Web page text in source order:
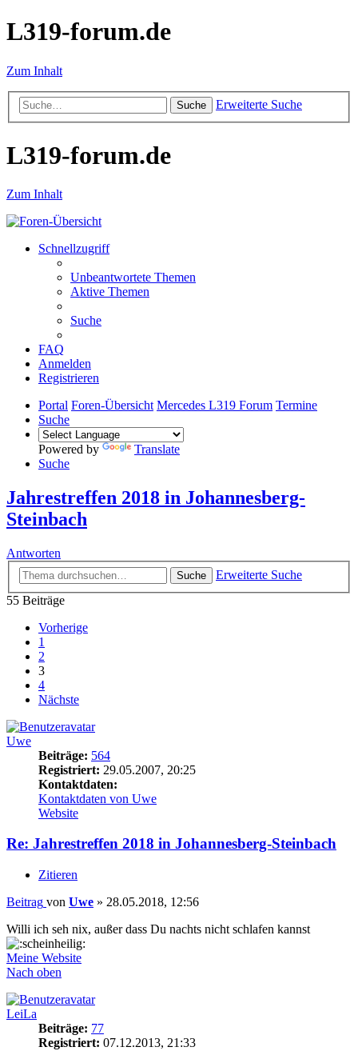
L319-forum.de
Zum Inhalt
Suche Erweiterte Suche
L319-forum.de
Zum Inhalt
Schnellzugriff
Unbeantwortete Themen
Aktive Themen
Suche
FAQ
Anmelden
Registrieren
Portal Foren-Übersicht Mercedes L319 Forum Termine
Suche
Powered by
Translate
Suche
Jahrestreffen 2018 in Johannesberg-
Steinbach
Antworten
Suche
Erweiterte Suche
55 Beiträge
Vorherige
1
2
3
4
Nächste
Uwe
Beiträge: 564
Registriert: 29.05.2007, 20:25
Kontaktdaten:
Kontaktdaten von Uwe
Website
Re: Jahrestreffen 2018 in Johannesberg-Steinbach
Zitieren
Beitrag von Uwe » 28.05.2018, 12:56
Willi ich seh nix, außer dass Du nachts nicht schlafen kannst
Meine Website
Nach oben
LeiLa
Beiträge: 77
Registriert: 07.12.2013, 21:33